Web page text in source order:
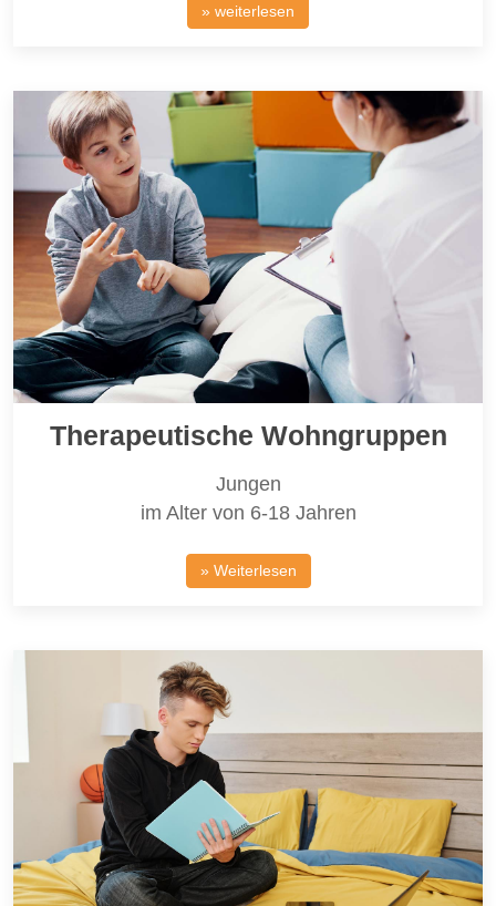
» weiterlesen
Therapeutische Wohngruppen
Jungen
im Alter von 6-18 Jahren
» Weiterlesen